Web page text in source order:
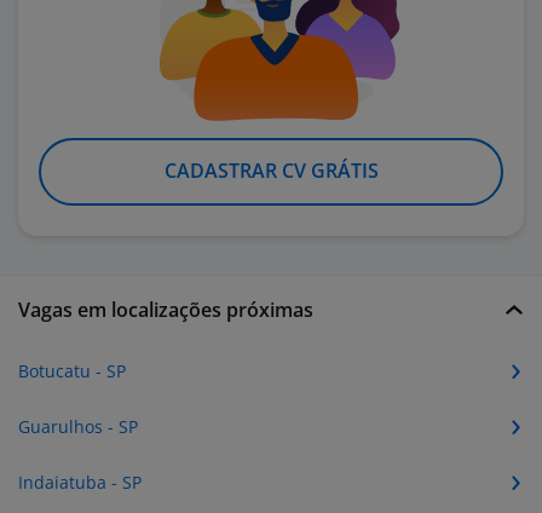
CADASTRAR CV GRÁTIS
Vagas em localizações próximas
Botucatu - SP
Guarulhos - SP
Indaiatuba - SP